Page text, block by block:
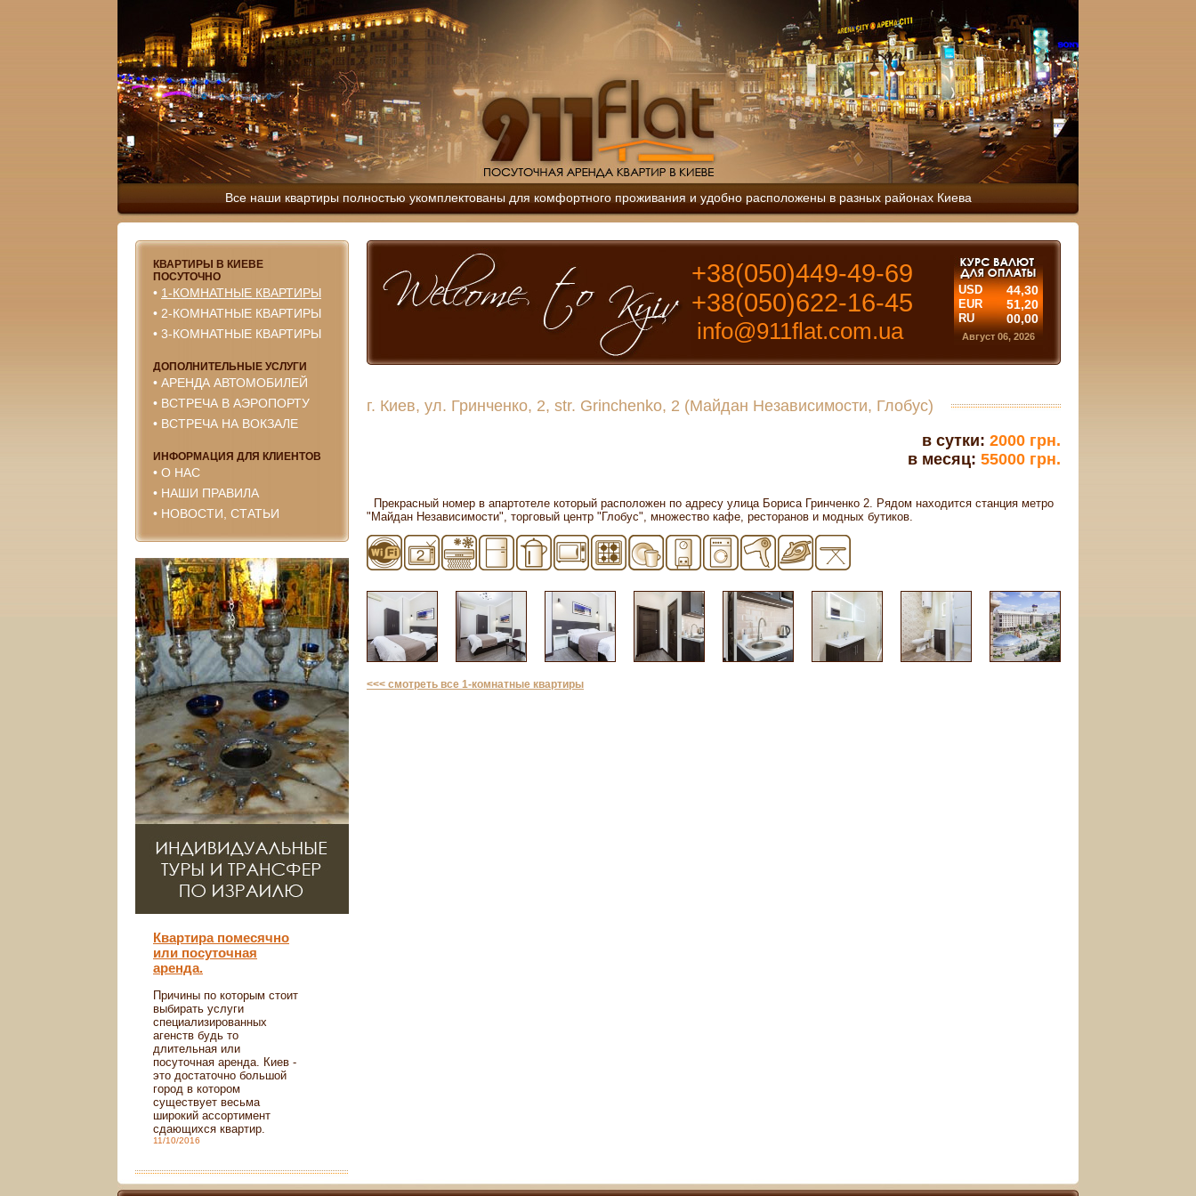
Все наши квартиры полностью укомплектованы для комфортного проживания и удобно расположены в разных районах Киева
КВАРТИРЫ В КИЕВЕ
ПОСУТОЧНО
• 1-КОМНАТНЫЕ КВАРТИРЫ
• 2-КОМНАТНЫЕ КВАРТИРЫ
• 3-КОМНАТНЫЕ КВАРТИРЫ
ДОПОЛНИТЕЛЬНЫЕ УСЛУГИ
• АРЕНДА АВТОМОБИЛЕЙ
• ВСТРЕЧА В АЭРОПОРТУ
• ВСТРЕЧА НА ВОКЗАЛЕ
ИНФОРМАЦИЯ ДЛЯ КЛИЕНТОВ
• О НАС
• НАШИ ПРАВИЛА
• НОВОСТИ, СТАТЬИ
Квартира помесячно
или посуточная
аренда.
Причины по которым стоит
выбирать услуги
специализированных
агенств будь то
длительная или
посуточная аренда. Киев -
это достаточно большой
город в котором
существует весьма
широкий ассортимент
сдающихся квартир.
11/10/2016
+38(050)449-49-69
+38(050)622-16-45
info@911flat.com.ua
USD 44,30
EUR 51,20
RU 00,00
Август 06, 2026
г. Киев, ул. Гринченко, 2, str. Grinchenko, 2 (Майдан Независимости, Глобус)
в сутки: 2000 грн.
в месяц: 55000 грн.
Прекрасный номер в апартотеле который расположен по адресу улица Бориса Гринченко 2. Рядом находится станция метро
"Майдан Независимости", торговый центр "Глобус", множество кафе, ресторанов и модных бутиков.
<<< смотреть все 1-комнатные квартиры